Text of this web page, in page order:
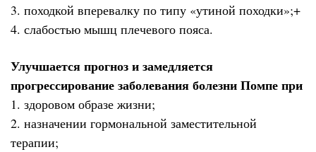
3. походкой вперевалку по типу «утиной походки»;+
4. слабостью мышц плечевого пояса.
Улучшается прогноз и замедляется
прогрессирование заболевания болезни Помпе при
1. здоровом образе жизни;
2. назначении гормональной заместительной
терапии;